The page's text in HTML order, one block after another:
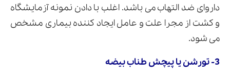
داروای ضد التهاب می باشد. اغلب با دادن نمونه آزمایشگاه
و کشت از مجرا علت و عامل ایجاد کننده بیماری مشخص
می شود.
3- تورشن یا پیچش طناب بیضه